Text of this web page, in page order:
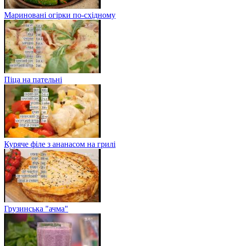
Мариновані огірки по-східному
Піца на пательні
Куряче філе з ананасом на грилі
Грузинська "ачма"